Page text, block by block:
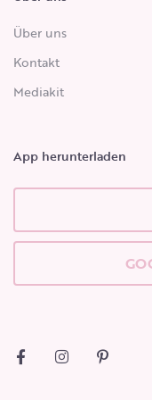
Über uns
Kontakt
Mediakit
App herunterladen